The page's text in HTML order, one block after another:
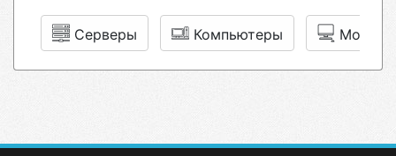
Серверы Компьютеры